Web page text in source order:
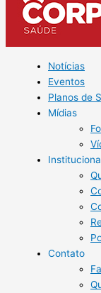
Notícias
Eventos
Planos de
Mídias
Contato